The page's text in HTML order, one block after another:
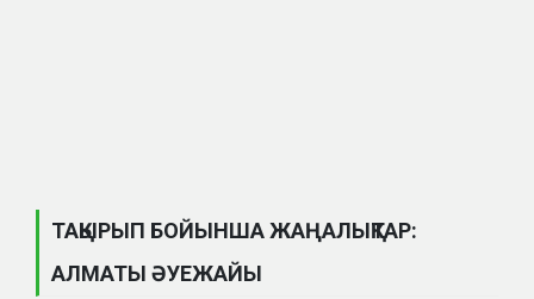
ТАҚЫРЫП БОЙЫНША ЖАҢАЛЫҚТАР:
АЛМАТЫ ӘУЕЖАЙЫ